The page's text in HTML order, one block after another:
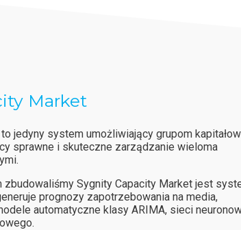
Market
jedyny system umożliwiający grupom
sprawne i skuteczne zarządzanie wieloma
zbudowaliśmy Sygnity Capacity Market jest
prognozy zapotrzebowania na media,
automatyczne klasy ARIMA, sieci